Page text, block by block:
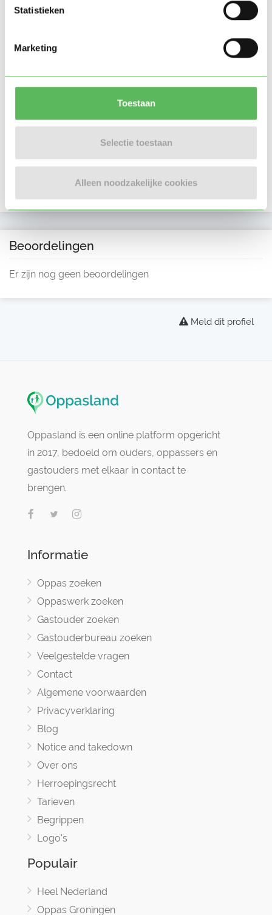
Statistieken
Marketing
Toestaan
Selectie toestaan
Alleen noodzakelijke cookies
Beoordelingen
Er zijn nog geen beoordelingen
Meld dit profiel
Oppasland is een online platform opgericht
in 2017, bedoeld om ouders, oppassers en
gastouders met elkaar in contact te
brengen.
Informatie
Oppas zoeken
Oppaswerk zoeken
Gastouder zoeken
Gastouderbureau zoeken
Veelgestelde vragen
Contact
Algemene voorwaarden
Privacyverklaring
Blog
Notice and takedown
Over ons
Herroepingsrecht
Tarieven
Begrippen
Logo's
Populair
Heel Nederland
Oppas Groningen